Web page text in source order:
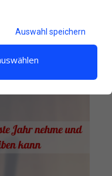
Auswahl speichern